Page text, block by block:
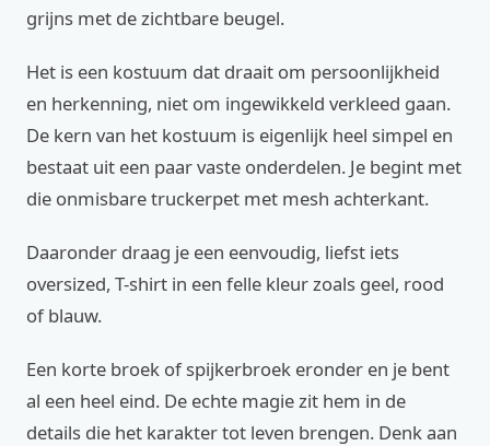
grijns met de zichtbare beugel.
Het is een kostuum dat draait om persoonlijkheid
en herkenning, niet om ingewikkeld verkleed gaan.
De kern van het kostuum is eigenlijk heel simpel en
bestaat uit een paar vaste onderdelen. Je begint met
die onmisbare truckerpet met mesh achterkant.
Daaronder draag je een eenvoudig, liefst iets
oversized, T-shirt in een felle kleur zoals geel, rood
of blauw.
Een korte broek of spijkerbroek eronder en je bent
al een heel eind. De echte magie zit hem in de
details die het karakter tot leven brengen. Denk aan